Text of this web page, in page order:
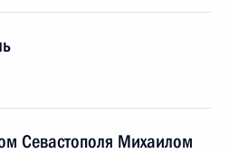
Севастополя Михаилом